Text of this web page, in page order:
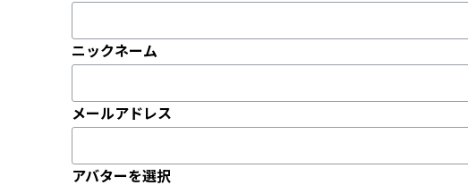
ニックネーム
メールアドレス
アバターを選択